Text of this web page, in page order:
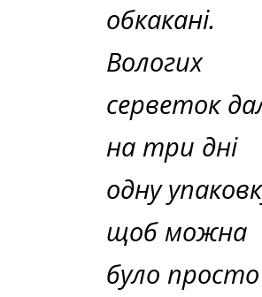
обкакані.
Вологих
серветок
на три дні
одну
щоб можна
було просто